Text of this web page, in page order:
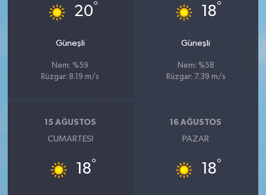
20°
Güneşli
Nem: %59
Rüzgar: 8.19 m/s
18°
Güneşli
Nem: %58
Rüzgar: 7.39 m/s
15 AĞUSTOS
CUMARTESI
18°
16 AĞUSTOS
PAZAR
18°